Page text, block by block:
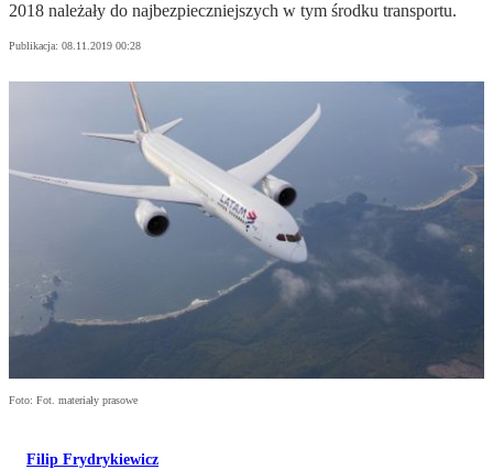
2018 należały do najbezpieczniejszych w tym środku transportu.
Publikacja: 08.11.2019 00:28
Foto: Fot. materiały prasowe
Filip Frydrykiewicz